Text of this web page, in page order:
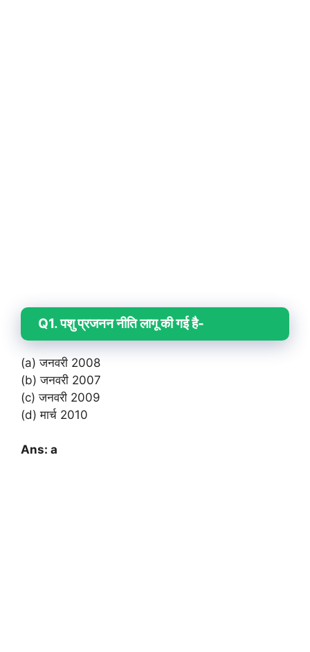
Q1. पशु प्रजनन नीति लागू की गई है-
(a) जनवरी 2008
(b) जनवरी 2007
(c) जनवरी 2009
(d) मार्च 2010
Ans: a